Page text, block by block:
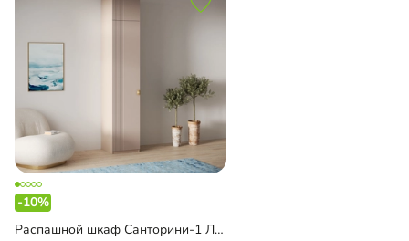
-10%
Распашной шкаф Санторини-1 Лайф с антресолью